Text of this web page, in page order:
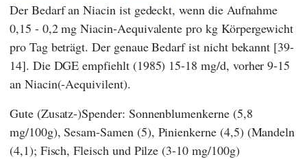
Der Bedarf an Niacin ist gedeckt, wenn die Aufnahme
0,15 - 0,2 mg Niacin-Aequivalente pro kg Körpergewicht
pro Tag beträgt. Der genaue Bedarf ist nicht bekannt [39-
14]. Die DGE empfiehlt (1985) 15-18 mg/d, vorher 9-15
an Niacin(-Aequivilent).
Gute (Zusatz-)Spender: Sonnenblumenkerne (5,8
mg/100g), Sesam-Samen (5), Pinienkerne (4,5) (Mandeln
(4,1); Fisch, Fleisch und Pilze (3-10 mg/100g)